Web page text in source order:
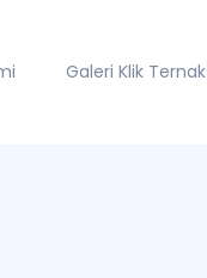
Galeri Klik Ternak